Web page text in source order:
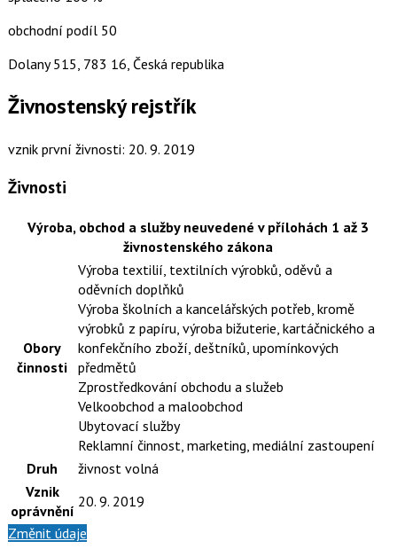
obchodní podíl 50
Dolany 515, 783 16, Česká republika
Živnostenský rejstřík
vznik první živnosti: 20. 9. 2019
Živnosti
Výroba, obchod a služby neuvedené v přílohách 1 až 3
živnostenského zákona
Obory
činnosti
Výroba textilií, textilních výrobků, oděvů a
oděvních doplňků
Výroba školních a kancelářských potřeb, kromě
výrobků z papíru, výroba bižuterie, kartáčnického a
konfekčního zboží, deštníků, upomínkových
předmětů
Zprostředkování obchodu a služeb
Velkoobchod a maloobchod
Ubytovací služby
Reklamní činnost, marketing, mediální zastoupení
Druh
živnost volná
Vznik
oprávnění
20. 9. 2019
Změnit údaje